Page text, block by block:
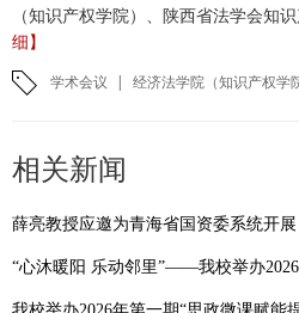
（知识产权学院）、陕西省法学会知
细】
学术会议 | 经济法学院（知识产权学
相关新闻
“心沐暖阳 乐动邻里”——我校举办